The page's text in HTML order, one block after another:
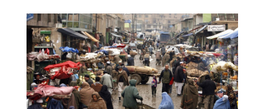
SUCHE
ABO/LOGIN
BODEN
CHARTBOOK